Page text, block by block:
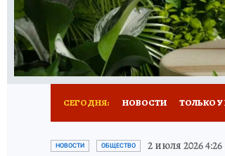
РАДИО КП РЕКЛАМА
СЕГОДНЯ: НОВОСТИ ТОЛЬКО У
ЗАПОВЕДНАЯ РОССИЯ
НОВОСТИ ОБЩЕСТВО 2 июля 2026 4:26